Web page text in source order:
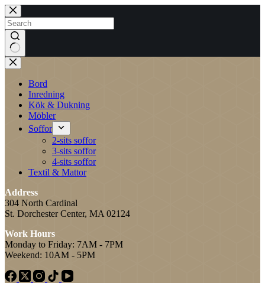
Skip
to
content
No
results
Bord
Inredning
Kök & Dukning
Möbler
Soffor
2-sits soffor
3-sits soffor
4-sits soffor
Textil & Mattor
Address
304 North Cardinal
St. Dorchester Center, MA 02124
Work Hours
Monday to Friday: 7AM - 7PM
Weekend: 10AM - 5PM